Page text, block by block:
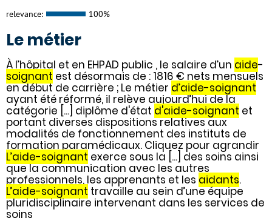
relevance: 100%
Le métier
À l’hôpital et en EHPAD public , le salaire d’un aide-
soignant est désormais de : 1816 € nets mensuels
en début de carrière ; Le métier d’aide-soignant
ayant été réformé, il relève aujourd’hui de la
catégorie [...] diplôme d'état d'aide-soignant et
portant diverses dispositions relatives aux
modalités de fonctionnement des instituts de
formation paramédicaux. Cliquez pour agrandir
L’aide-soignant exerce sous la [...] des soins ainsi
que la communication avec les autres
professionnels, les apprenants et les aidants.
L’aide-soignant travaille au sein d’une équipe
pluridisciplinaire intervenant dans les services de
soins